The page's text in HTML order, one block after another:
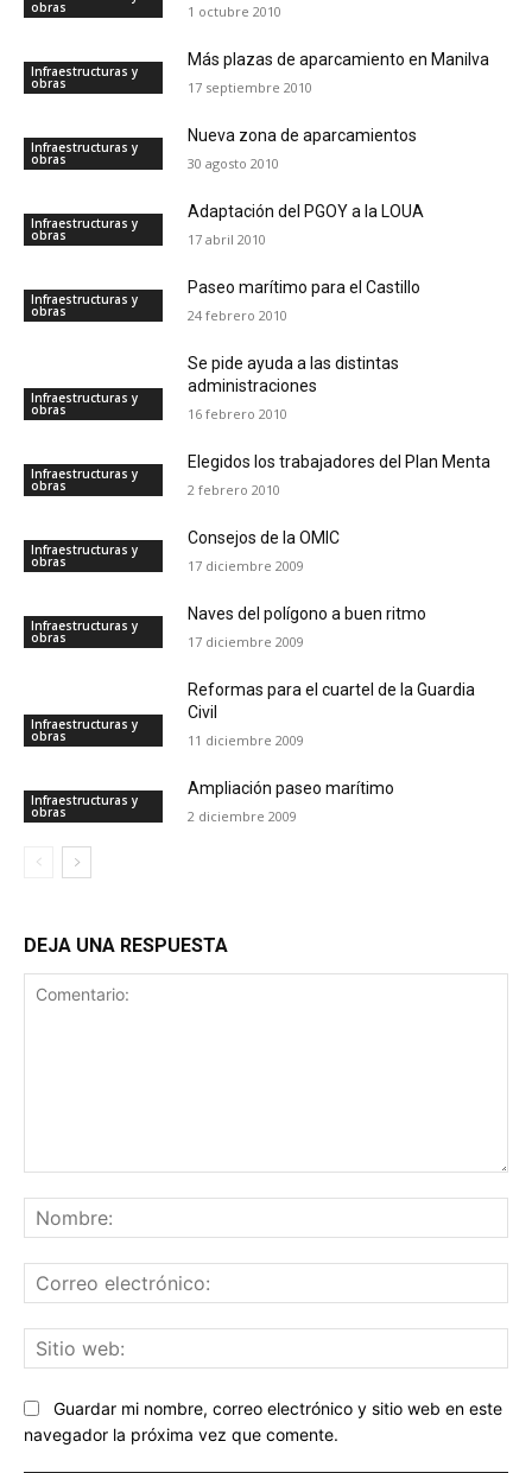
obras 1 octubre 2010
Infraestructuras y
obras
Más plazas de aparcamiento en Manilva
17 septiembre 2010
Infraestructuras y
obras
Nueva zona de aparcamientos
30 agosto 2010
Infraestructuras y
obras
Adaptación del PGOY a la LOUA
17 abril 2010
Infraestructuras y
obras
Paseo marítimo para el Castillo
24 febrero 2010
Infraestructuras y
obras
Se pide ayuda a las distintas
administraciones
16 febrero 2010
Infraestructuras y
obras
Elegidos los trabajadores del Plan Menta
2 febrero 2010
Infraestructuras y
obras
Consejos de la OMIC
17 diciembre 2009
Infraestructuras y
obras
Naves del polígono a buen ritmo
17 diciembre 2009
Infraestructuras y
obras
Reformas para el cuartel de la Guardia
Civil
11 diciembre 2009
Infraestructuras y
obras
Ampliación paseo marítimo
2 diciembre 2009
DEJA UNA RESPUESTA
Guardar mi nombre, correo electrónico y sitio web en este
navegador la próxima vez que comente.